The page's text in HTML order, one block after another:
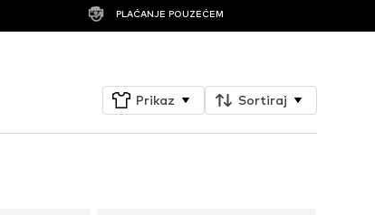
PLAĆANJE POUZEĆEM
Prikaz Sortiraj